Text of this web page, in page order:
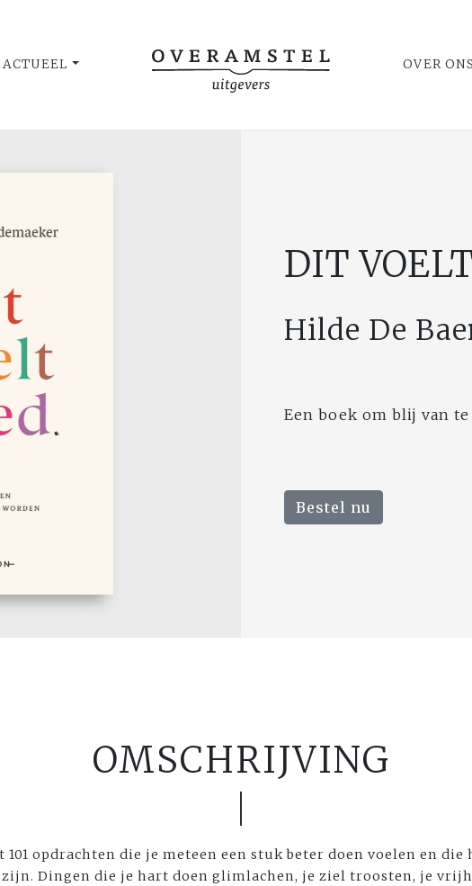
ACTUEEL OVER ONS
DIT
Hilde De
Een boek om blij van
Bestel nu
OMSCHRIJVING
101 opdrachten die je meteen een stuk beter doen voelen en die
Dingen die je hart doen glimlachen, je ziel troosten, je